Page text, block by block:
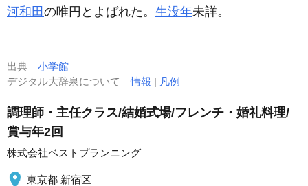
河和田 の唯円とよばれた。 生没年未詳。
出典 小学館
デジタル大辞泉について情報 | 凡例
調理師・主任クラス/結婚式場/フレンチ・婚礼料理/
賞与年2回
株式会社ベストプランニング
東京都 新宿区